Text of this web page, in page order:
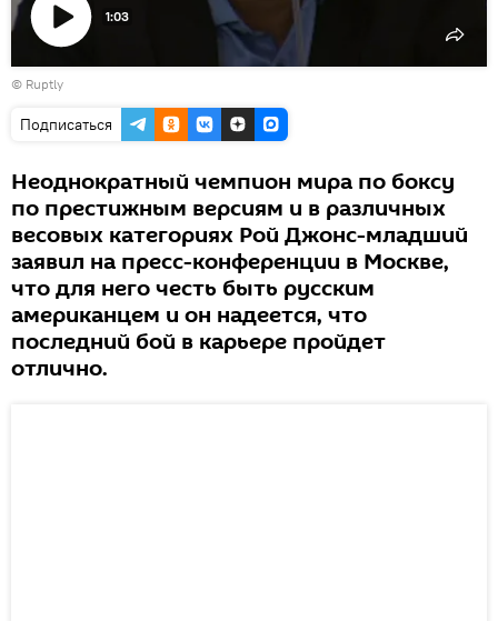
Воспроизвести
видео
1:03
© Ruptly
Подписаться
Неоднократный чемпион мира по боксу
по престижным версиям и в различных
весовых категориях Рой Джонс-младший
заявил на пресс-конференции в Москве,
что для него честь быть русским
американцем и он надеется, что
последний бой в карьере пройдет
отлично.